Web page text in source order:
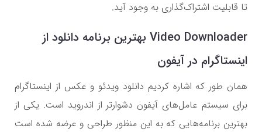
تا قابلیت اشتراک‌گذاری به وجود آید.
Video Downloader بهترین برنامه دانلود از
اینستاگرام در آیفون
همان طور که اشاره کردیم دانلود ویدئو و عکس از اینستاگرام
برای سیستم عامل‌های آیفون دشوارتر از اندروید است. یکی از
بهترین برنامه‌هایی که به این منظور طراحی و عرضه شده است